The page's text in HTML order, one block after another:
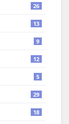
26
13
9
12
5
29
18